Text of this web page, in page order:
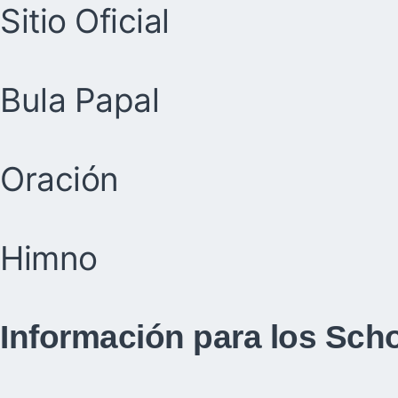
Sitio Oficial
Bula Papal
Oración
Himno
Información para los